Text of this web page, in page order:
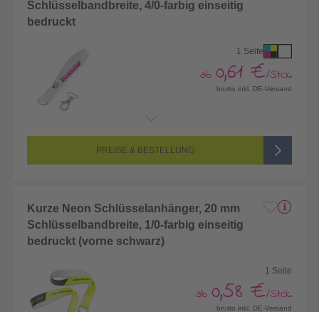
Schlüsselbandbreite, 4/0-farbig einseitig
bedruckt
1 Seite
ab 0,61 €/Stck.
brutto inkl. DE-Versand
Seitenanzahl: 1-seitig (Vorderseite bedruckt, Rückseite unbedruckt)
4/0-farbig CMYK (vollfarbig bedruckt)
PREISE & BESTELLUNG
Kurze Neon Schlüsselanhänger, 20 mm
Schlüsselbandbreite, 1/0-farbig einseitig
bedruckt (vorne schwarz)
1 Seite
ab 0,58 €/Stck.
brutto inkl. DE-Versand